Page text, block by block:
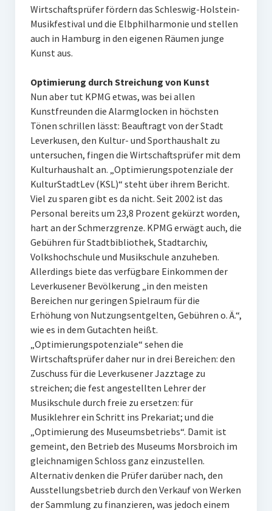
Wirtschaftsprüfer fördern das Schleswig-Holstein-
Musikfestival und die Elbphilharmonie und stellen
auch in Hamburg in den eigenen Räumen junge
Kunst aus.
Optimierung durch Streichung von Kunst
Nun aber tut KPMG etwas, was bei allen
Kunstfreunden die Alarmglocken in höchsten
Tönen schrillen lässt: Beauftragt von der Stadt
Leverkusen, den Kultur- und Sporthaushalt zu
untersuchen, fingen die Wirtschaftsprüfer mit dem
Kulturhaushalt an. „Optimierungspotenziale der
KulturStadtLev (KSL)“ steht über ihrem Bericht.
Viel zu sparen gibt es da nicht. Seit 2002 ist das
Personal bereits um 23,8 Prozent gekürzt worden,
hart an der Schmerzgrenze. KPMG erwägt auch, die
Gebühren für Stadtbibliothek, Stadtarchiv,
Volkshochschule und Musikschule anzuheben.
Allerdings biete das verfügbare Einkommen der
Leverkusener Bevölkerung „in den meisten
Bereichen nur geringen Spielraum für die
Erhöhung von Nutzungsentgelten, Gebühren o. Ä.“,
wie es in dem Gutachten heißt.
„Optimierungspotenziale“ sehen die
Wirtschaftsprüfer daher nur in drei Bereichen: den
Zuschuss für die Leverkusener Jazztage zu
streichen; die fest angestellten Lehrer der
Musikschule durch freie zu ersetzen: für
Musiklehrer ein Schritt ins Prekariat; und die
„Optimierung des Museumsbetriebs“. Damit ist
gemeint, den Betrieb des Museums Morsbroich im
gleichnamigen Schloss ganz einzustellen.
Alternativ denken die Prüfer darüber nach, den
Ausstellungsbetrieb durch den Verkauf von Werken
der Sammlung zu finanzieren, was jedoch einem